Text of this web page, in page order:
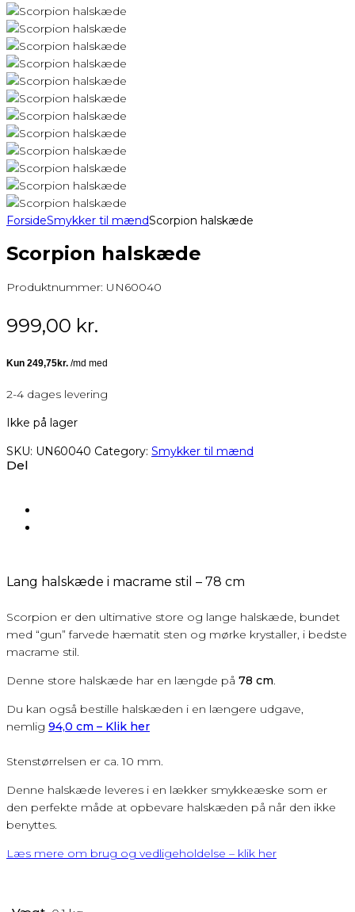
ForsideSmykker til mændScorpion halskæde
Scorpion halskæde
Produktnummer: UN60040
999,00 kr.
2-4 dages levering
Ikke på lager
SKU: UN60040 Category: Smykker til mænd
Del
Lang halskæde i macrame stil – 78 cm
Scorpion er den ultimative store og lange halskæde, bundet
med “gun” farvede hæmatit sten og mørke krystaller, i bedste
macrame stil.
Denne store halskæde har en længde på 78 cm.
Du kan også bestille halskæden i en længere udgave,
nemlig 94,0 cm – Klik her
Stenstørrelsen er ca. 10 mm.
Denne halskæde leveres i en lækker smykkeæske som er
den perfekte måde at opbevare halskæden på når den ikke
benyttes.
Læs mere om brug og vedligeholdelse – klik her